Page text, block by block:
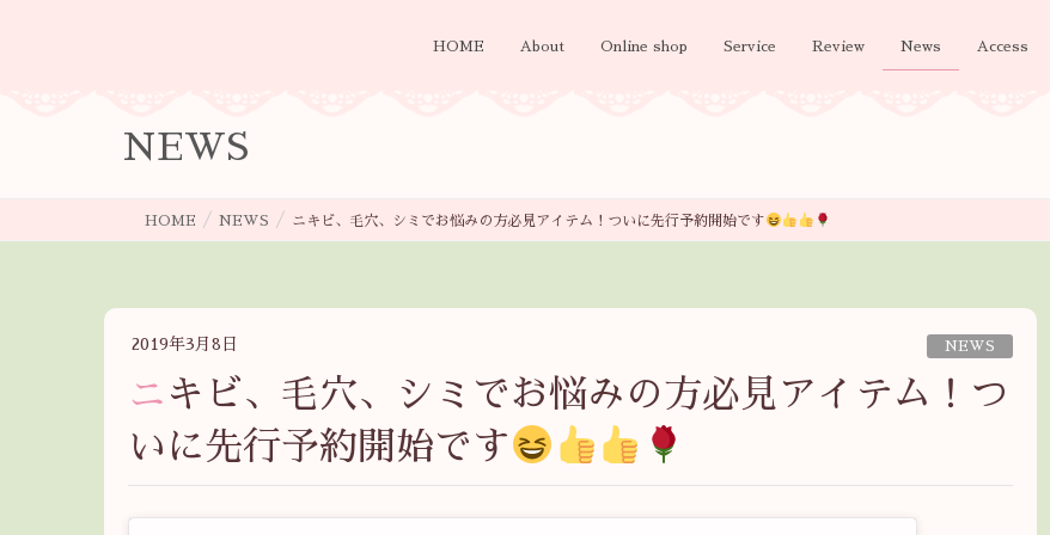
HOME About Online shop Service Review News Access
NEWS
HOME NEWS ニキビ、毛穴、シミでお悩みの方必見アイテム！ついに先行予約開始です
2019年3月8日 NEWS
ニキビ、毛穴、シミでお悩みの方必見アイテム！つ
いに先行予約開始です